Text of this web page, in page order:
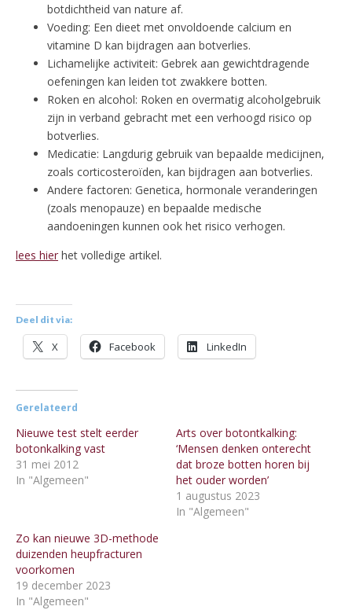
botdichtheid van nature af.
Voeding: Een dieet met onvoldoende calcium en
vitamine D kan bijdragen aan botverlies.
Lichamelijke activiteit: Gebrek aan gewichtdragende
oefeningen kan leiden tot zwakkere botten.
Roken en alcohol: Roken en overmatig alcoholgebruik
zijn in verband gebracht met een verhoogd risico op
botverlies.
Medicatie: Langdurig gebruik van bepaalde medicijnen,
zoals corticosteroïden, kan bijdragen aan botverlies.
Andere factoren: Genetica, hormonale veranderingen
(zoals menopauze) en bepaalde medische
aandoeningen kunnen ook het risico verhogen.
lees hier het volledige artikel.
Deel dit via:
X Facebook LinkedIn
Gerelateerd
Nieuwe test stelt eerder
botonkalking vast
31 mei 2012
In "Algemeen"
Arts over botontkalking:
‘Mensen denken onterecht
dat broze botten horen bij
het ouder worden’
1 augustus 2023
In "Algemeen"
Zo kan nieuwe 3D-methode
duizenden heupfracturen
voorkomen
19 december 2023
In "Algemeen"